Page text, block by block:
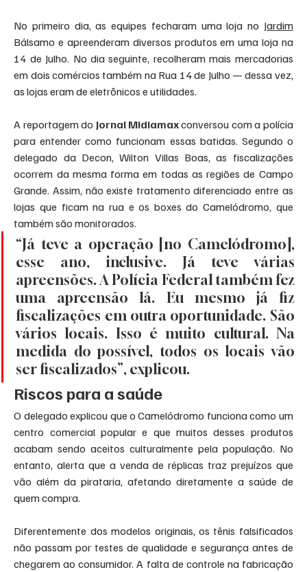
No primeiro dia, as equipes fecharam uma loja no Jardim
Bálsamo e apreenderam diversos produtos em uma loja na
14 de Julho. No dia seguinte, recolheram mais mercadorias
em dois comércios também na Rua 14 de Julho — dessa vez,
as lojas eram de eletrônicos e utilidades.
A reportagem do Jornal Midiamax conversou com a polícia
para entender como funcionam essas batidas. Segundo o
delegado da Decon, Wilton Villas Boas, as fiscalizações
ocorrem da mesma forma em todas as regiões de Campo
Grande. Assim, não existe tratamento diferenciado entre as
lojas que ficam na rua e os boxes do Camelódromo, que
também são monitorados.
“Já teve a operação [no Camelódromo],
esse ano, inclusive. Já teve várias
apreensões. A Polícia Federal também fez
uma apreensão lá. Eu mesmo já fiz
fiscalizações em outra oportunidade. São
vários locais. Isso é muito cultural. Na
medida do possível, todos os locais vão
ser fiscalizados”, explicou.
Riscos para a saúde
O delegado explicou que o Camelódromo funciona como um
centro comercial popular e que muitos desses produtos
acabam sendo aceitos culturalmente pela população. No
entanto, alerta que a venda de réplicas traz prejuízos que
vão além da pirataria, afetando diretamente a saúde de
quem compra.
Diferentemente dos modelos originais, os tênis falsificados
não passam por testes de qualidade e segurança antes de
chegarem ao consumidor. A falta de controle na fabricação